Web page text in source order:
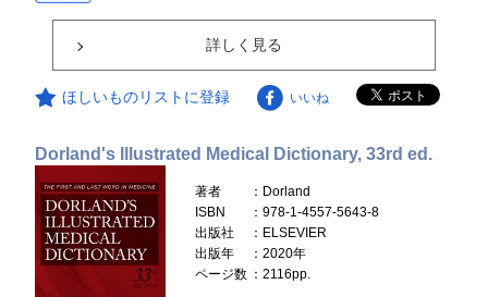
詳しく見る
ほしいものリストに登録 いいね
Dorland's Illustrated Medical Dictionary, 33rd ed.
著者
：Dorland
ISBN
：978-1-4557-5643-8
出版社
：ELSEVIER
出版年
：2020年
ページ数 ：2116pp.